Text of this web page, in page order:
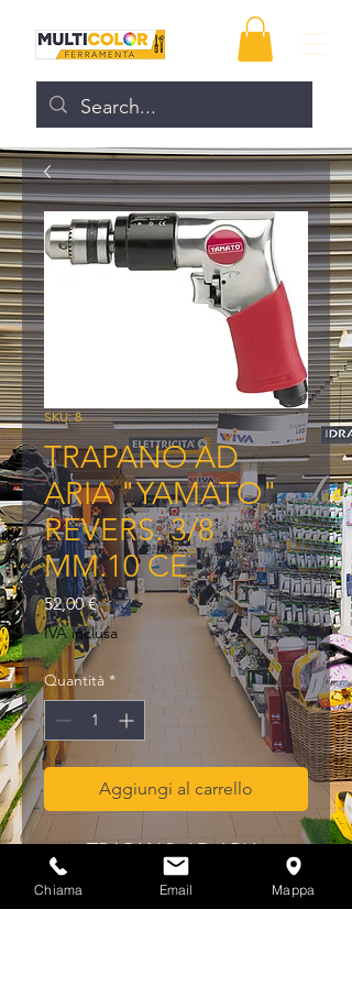
SKU: 8
TRAPANO AD
ARIA "YAMATO"
REVERS. 3/8
MM.10 CE
52,00 €Prezzo
IVA inclusa
Quantità *
Aggiungi al carrello
TRAPANO AD ARIA
"YAMATO" REVERS. 3/8
MM.10 CE
Chiama Email Mappa